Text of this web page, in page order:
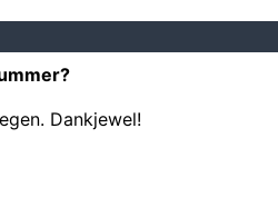
Dankjewel!